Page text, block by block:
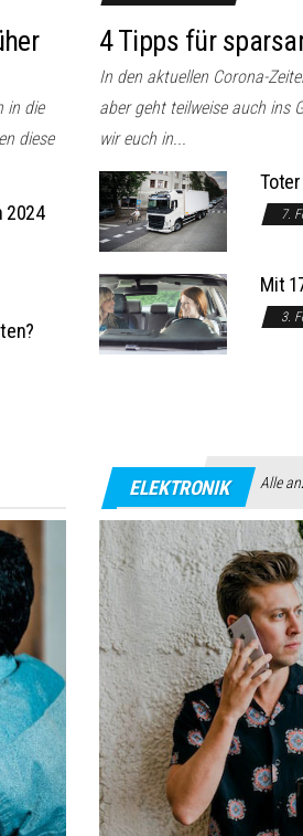
in die
diese
2024
4 Tipps für
In den aktuellen Corona-
aber geht teilweise auch ins
wir euch in...
7.
Mit
3.
ELEKTRONIK Alle